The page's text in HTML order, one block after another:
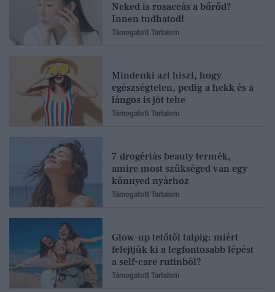
Neked is rosaceás a bőrőd?
Innen tudhatod!
Támogatott Tartalom
Mindenki azt hiszi, hogy
egészségtelen, pedig a hekk és a
lángos is jót tehe
Támogatott Tartalom
7 drogériás beauty termék,
amire most szükséged van egy
könnyed nyárhoz
Támogatott Tartalom
Glow-up tetőtől talpig: miért
felejtjük ki a legfontosabb lépést
a self-care rutinból?
Támogatott Tartalom